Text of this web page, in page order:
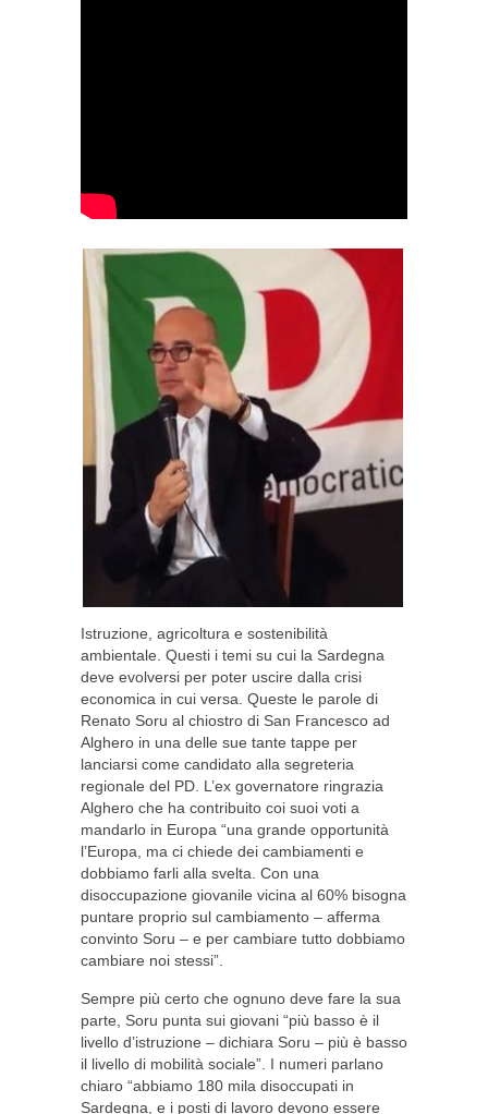
Istruzione, agricoltura e sostenibilità
ambientale. Questi i temi su cui la Sardegna
deve evolversi per poter uscire dalla crisi
economica in cui versa. Queste le parole di
Renato Soru al chiostro di San Francesco ad
Alghero in una delle sue tante tappe per
lanciarsi come candidato alla segreteria
regionale del PD. L’ex governatore ringrazia
Alghero che ha contribuito coi suoi voti a
mandarlo in Europa “una grande opportunità
l’Europa, ma ci chiede dei cambiamenti e
dobbiamo farli alla svelta. Con una
disoccupazione giovanile vicina al 60% bisogna
puntare proprio sul cambiamento – afferma
convinto Soru – e per cambiare tutto dobbiamo
cambiare noi stessi”.
Sempre più certo che ognuno deve fare la sua
parte, Soru punta sui giovani “più basso è il
livello d’istruzione – dichiara Soru – più è basso
il livello di mobilità sociale”. I numeri parlano
chiaro “abbiamo 180 mila disoccupati in
Sardegna, e i posti di lavoro devono essere